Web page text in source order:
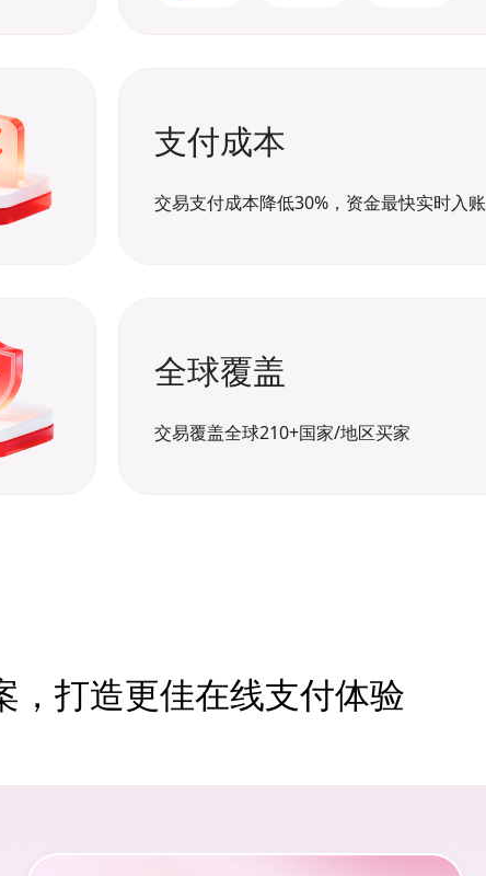
支付成本
交易支付成本降低30%，资金最快实时入账
全球覆盖
交易覆盖全球210+国家/地区买家
，打造更佳在线支付体验